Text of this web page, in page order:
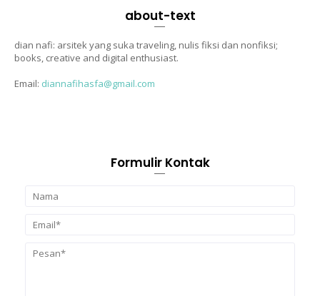
about-text
dian nafi: arsitek yang suka traveling, nulis fiksi dan nonfiksi;
books, creative and digital enthusiast.
Email: diannafihasfa@gmail.com
Formulir Kontak